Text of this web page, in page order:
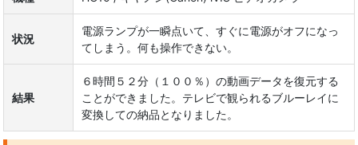
状況
電源ランプが一瞬点いて、すぐに電源がオフになっ
てしまう。何も操作できない。
結果
６時間５２分（１００％）の動画データを復元する
ことができました。テレビで観られるブルーレイに
変換しての納品となりました。